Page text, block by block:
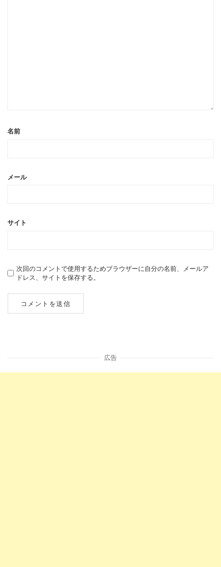
名前
メール
サイト
次回のコメントで使用するためブラウザーに自分の名前、メールア
ドレス、サイトを保存する。
広告